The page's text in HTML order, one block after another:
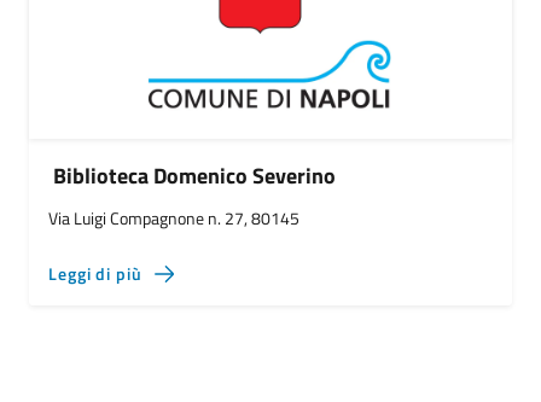
Biblioteca Domenico Severino
Via Luigi Compagnone n. 27, 80145
Leggi di più